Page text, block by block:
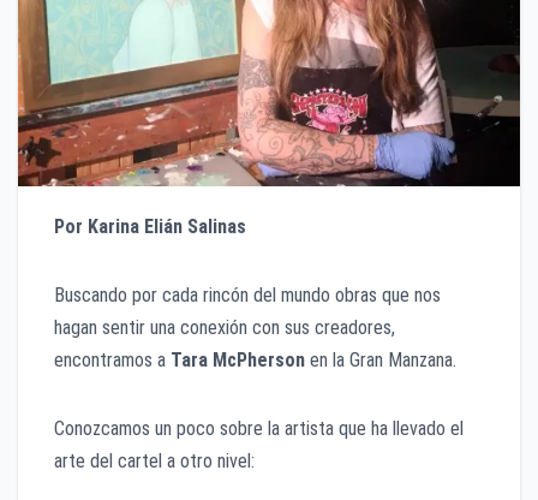
Por Karina Elián Salinas
Buscando por cada rincón del mundo obras que nos
hagan sentir una conexión con sus creadores,
encontramos a Tara McPherson en la Gran Manzana.
Conozcamos un poco sobre la artista que ha llevado el
arte del cartel a otro nivel: